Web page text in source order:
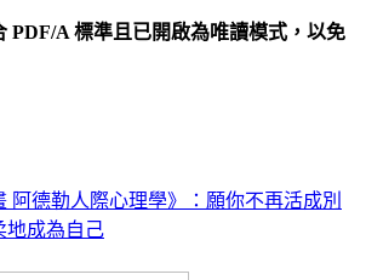
PDF/A 標準且已開啟為唯讀模式，以免
阿德勒人際心理學》：願你不再活成別
地成為自己